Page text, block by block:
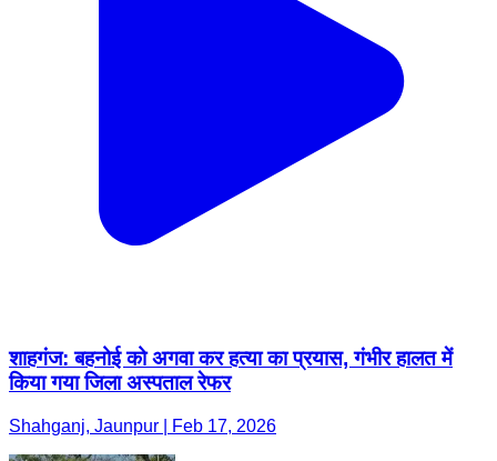
शाहगंज: बहनोई को अगवा कर हत्या का प्रयास, गंभीर हालत में
किया गया जिला अस्पताल रेफर
Shahganj, Jaunpur | Feb 17, 2026